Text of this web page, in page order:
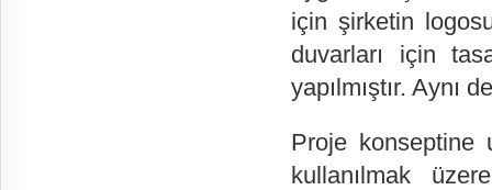
için şirketin
duvarları için
yapılmıştır. Aynı
Proje konseptine
kullanılmak